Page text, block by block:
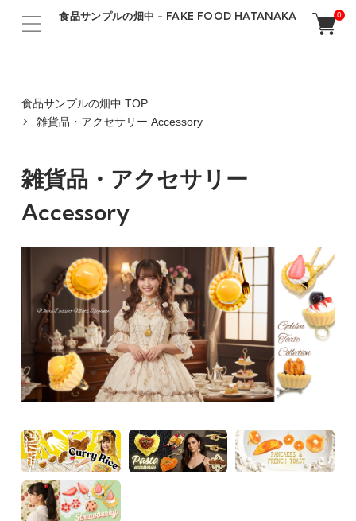
食品サンプルの畑中 - FAKE FOOD HATANAKA 0
食品サンプルの畑中 TOP
雑貨品・アクセサリー Accessory
雑貨品・アクセサリー
Accessory